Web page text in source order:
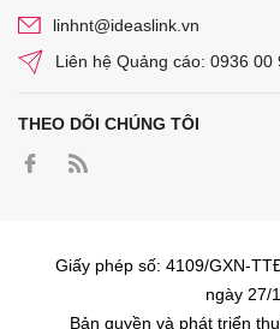
linhnt@ideaslink.vn
Liên hệ Quảng cáo: 0936 00
THEO DÕI CHÚNG TÔI
Giấy phép số: 4109/GXN-
ngày 27/
Bản quyền và phát triển